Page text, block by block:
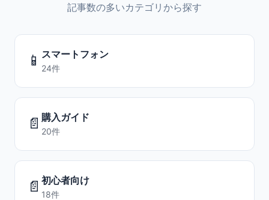
記事数の多いカテゴリから探す
📱 スマートフォン
24件
📄 購入ガイド
20件
📄 初心者向け
18件